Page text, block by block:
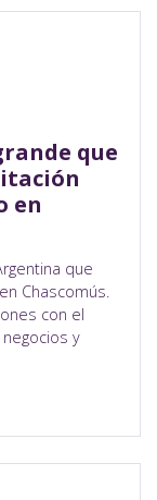
que
en
que
Chascomús.
con el
y